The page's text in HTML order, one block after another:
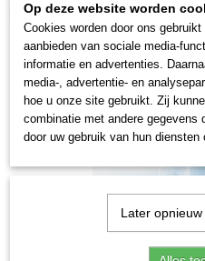
Op deze website worden
Cookies worden door ons
aanbieden van sociale media-
informatie en advertenties.
media-, advertentie- en
hoe u onze site gebruikt. Zij
combinatie met andere gegevens
door uw gebruik van hun
Later opnieuw